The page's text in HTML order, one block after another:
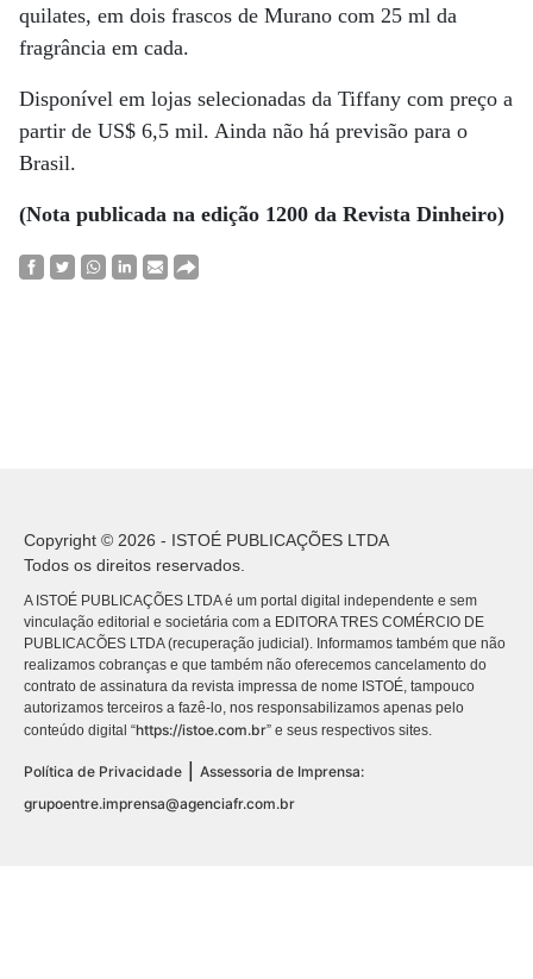
quilates, em dois frascos de Murano com 25 ml da
fragrância em cada.
Disponível em lojas selecionadas da Tiffany com preço a
partir de US$ 6,5 mil. Ainda não há previsão para o
Brasil.
(Nota publicada na edição 1200 da Revista Dinheiro)
Copyright © 2026 - ISTOÉ PUBLICAÇÕES LTDA
Todos os direitos reservados.
A ISTOÉ PUBLICAÇÕES LTDA é um portal digital independente e sem
vinculação editorial e societária com a EDITORA TRES COMÉRCIO DE
PUBLICACÕES LTDA (recuperação judicial). Informamos também que não
realizamos cobranças e que também não oferecemos cancelamento do
contrato de assinatura da revista impressa de nome ISTOÉ, tampouco
autorizamos terceiros a fazê-lo, nos responsabilizamos apenas pelo
conteúdo digital “https://istoe.com.br” e seus respectivos sites.
Política de Privacidade
Assessoria de Imprensa:
grupoentre.imprensa@agenciafr.com.br